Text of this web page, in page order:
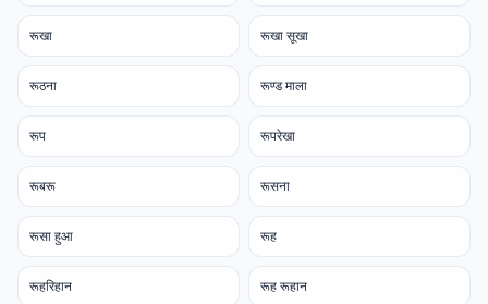
रूखा रूखा सूखा
रूठना रूण्ड माला
रूप रूपरेखा
रूबरू रूसना
रूसा हुआ रूह
रूहरिहान रूह रूहान